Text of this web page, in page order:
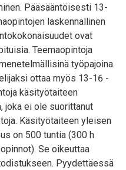
Pääsääntöisesti 13-
laskennallinen
ovat
Teemaopintoja
työpajoina.
ottaa myös 13-16 -
käsityötaiteen
joka ei ole suorittanut
Käsityötaiteen yleisen
on 500 tuntia (300 h
Se oikeuttaa
Pyydettäessä